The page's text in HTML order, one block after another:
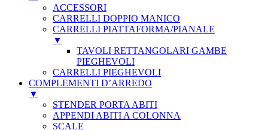
ACCESSORI
CARRELLI DOPPIO MANICO
CARRELLI PIATTAFORMA/PIANALE
▼
TAVOLI RETTANGOLARI GAMBE
PIEGHEVOLI
CARRELLI PIEGHEVOLI
COMPLEMENTI D’ARREDO
▼
STENDER PORTA ABITI
APPENDI ABITI A COLONNA
SCALE